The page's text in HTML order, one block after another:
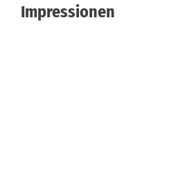
Impressionen